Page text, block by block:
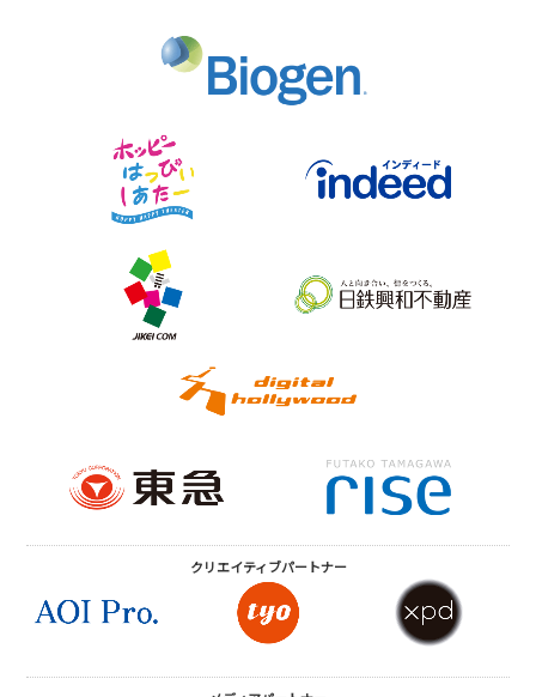
クリエイティブパートナー